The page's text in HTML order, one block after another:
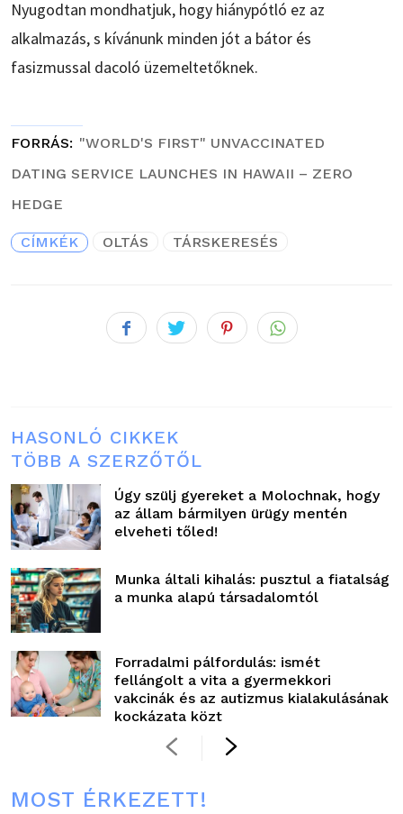
Nyugodtan mondhatjuk, hogy hiánypótló ez az
alkalmazás, s kívánunk minden jót a bátor és
fasizmussal dacoló üzemeltetőknek.
FORRÁS
"WORLD'S FIRST" UNVACCINATED
DATING SERVICE LAUNCHES IN HAWAII – ZERO
HEDGE
CÍMKÉK OLTÁS TÁRSKERESÉS
HASONLÓ CIKKEK
TÖBB A SZERZŐTŐL
Úgy szülj gyereket a Molochnak, hogy
az állam bármilyen ürügy mentén
elveheti tőled!
Munka általi kihalás: pusztul a fiatalság
a munka alapú társadalomtól
Forradalmi pálfordulás: ismét
fellángolt a vita a gyermekkori
vakcinák és az autizmus kialakulásának
kockázata közt
MOST ÉRKEZETT!